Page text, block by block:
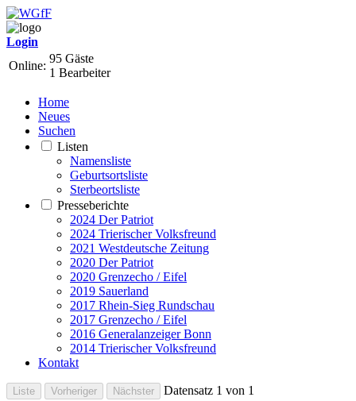
Login
Online:
95 Gäste
1 Bearbeiter
Home
Neues
Suchen
Listen
Namensliste
Geburtsortsliste
Sterbeortsliste
Presseberichte
2024 Der Patriot
2024 Trierischer Volksfreund
2021 Westdeutsche Zeitung
2020 Der Patriot
2020 Grenzecho / Eifel
2019 Sauerland
2017 Rhein-Sieg Rundschau
2017 Grenzecho / Eifel
2016 Generalanzeiger Bonn
2014 Trierischer Volksfreund
Kontakt
Datensatz 1 von 1